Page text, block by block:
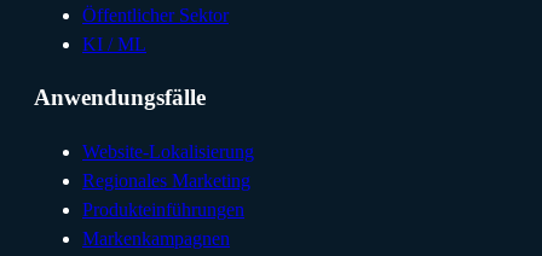
Öffentlicher Sektor
KI / ML
Anwendungsfälle
Website-Lokalisierung
Regionales Marketing
Produkteinführungen
Markenkampagnen